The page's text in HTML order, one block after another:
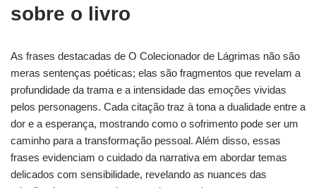
sobre o livro
As frases destacadas de O Colecionador de Lágrimas não são
meras sentenças poéticas; elas são fragmentos que revelam a
profundidade da trama e a intensidade das emoções vividas
pelos personagens. Cada citação traz à tona a dualidade entre a
dor e a esperança, mostrando como o sofrimento pode ser um
caminho para a transformação pessoal. Além disso, essas
frases evidenciam o cuidado da narrativa em abordar temas
delicados com sensibilidade, revelando as nuances das